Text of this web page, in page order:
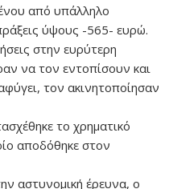
από υπάλληλο
ύψους -565- ευρώ.
στην ευρύτερη
να τον εντοπίσουν και
τον ακινητοποίησαν
το χρηματικό
αποδόθηκε στον
αστυνομική έρευνα, ο